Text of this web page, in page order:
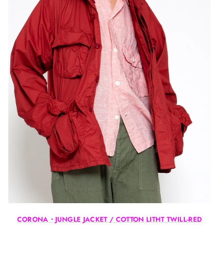
CORONA・JUNGLE JACKET / COTTON LITHT TWILL-RED